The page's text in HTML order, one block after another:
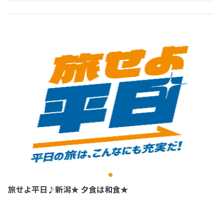
旅せよ平日♪新潟★ 夕食は和食★